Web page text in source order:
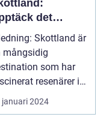
det
Skottland är
mångsidig
som har
resenärer i
Med
januari 2024